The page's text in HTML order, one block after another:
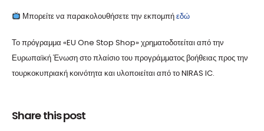
Μπορείτε να παρακολουθήσετε την εκπομπήεδώ
Το πρόγραμμα «EU One Stop Shop» χρηματοδοτείται από την
Ευρωπαϊκή Ένωση στο πλαίσιο του προγράμματος βοήθειας προς την
τουρκοκυπριακή κοινότητα και υλοποιείται από το NIRAS IC.
Share this post